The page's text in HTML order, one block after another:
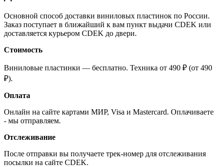
Основной способ доставки виниловых пластинок по России.
Заказ поступает в ближайший к вам пункт выдачи CDEK или
доставляется курьером CDEK до двери.
Стоимость
Виниловые пластинки — бесплатно. Техника от 490 ₽ (от 490
₽).
Оплата
Онлайн на сайте картами МИР, Visa и Mastercard. Оплачиваете
- мы отправляем.
Отслеживание
После отправки вы получаете трек-номер для отслеживания
посылки на сайте CDEK.